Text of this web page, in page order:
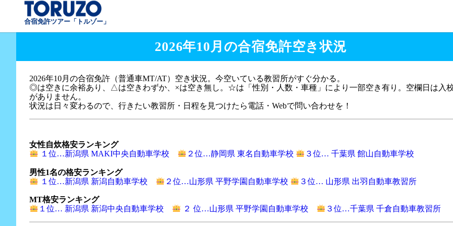
合宿免許ツアー「トルゾー」
2026年10月の合宿免許空き状況
2026年10月の合宿免許（普通車MT/AT）空き状況。今空いている教習所がすぐ分かる。
◎は空きに余裕あり、△は空きわずか、×は空き無し。☆は「性別・人数・車種」により一部空き有り。空欄日は入
がありません。
状況は日々変わるので、行きたい教習所・日程を見つけたら電話・Webで問い合わせを！
女性自炊格安ランキング
１位…新潟県 MAKI中央自動車学校
２位…静岡県 東名自動車学校 ３位… 千葉県 館山自動車学校
男性1名の格安ランキング
１位…新潟県 新潟自動車学校
２位…山形県 平野学園自動車学校 ３位… 山形県 出羽自動車教習所
MT格安ランキング
１位… 新潟県 新潟中央自動車学校
２ 位…山形県 平野学園自動車学校 ３位…千葉県 千倉自動車教習所